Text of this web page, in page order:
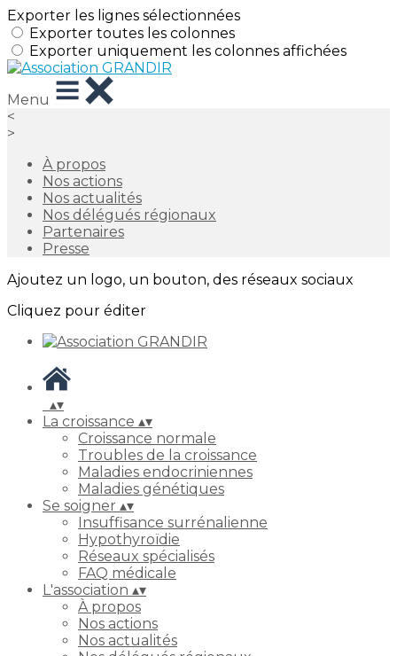
Exporter les lignes sélectionnées
Exporter toutes les colonnes
Exporter uniquement les colonnes affichées
Menu
<
>
À propos
Nos actions
Nos actualités
Nos délégués régionaux
Partenaires
Presse
Ajoutez un logo, un bouton, des réseaux sociaux
Cliquez pour éditer
▴▾
La croissance ▴▾
Croissance normale
Troubles de la croissance
Maladies endocriniennes
Maladies génétiques
Se soigner ▴▾
Insuffisance surrénalienne
Hypothyroïdie
Réseaux spécialisés
FAQ médicale
L'association ▴▾
À propos
Nos actions
Nos actualités